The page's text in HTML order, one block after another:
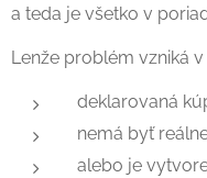
a teda je všetko v
Lenže problém vzniká
deklarovaná
nemá byť
alebo je